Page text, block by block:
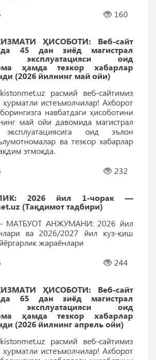
160
ҲИСОБОТИ: Веб-сайт
45 дан зиёд магистрал
эксплуатацияси оид
ҳамда тезкор хабарлар
(2026 йилнинг май ойи)
расмий веб-сайтимиз
ҳурматли истеъмолчилар! Ахборот
навбатдаги ҳисоботини
май ойи давомида магистрал
эксплуатациясига оид эълон
ва тезкор хабарлар
этмоқда.
232
2026 йил 1-чорак —
(Тақдимот тадбири)
МАТБУОТ АНЖУМАНИ: 2026 йил
ва 2026/2027 йил куз-қиш
жараёнлари
244
ҲИСОБОТИ: Веб-сайт
65 дан зиёд магистрал
эксплуатацияси оид
ҳамда тезкор хабарлар
(2026 йилнинг апрель ойи)
расмий веб-сайтимиз
ҳурматли истеъмолчилар! Ахборот